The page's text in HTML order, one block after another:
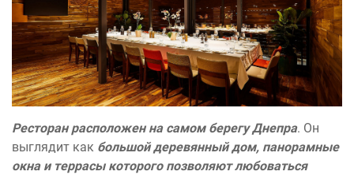
Ресторан расположен на самом берегу Днепра. Он
выглядит как большой деревянный дом, панорамные
окна и террасы которого позволяют любоваться